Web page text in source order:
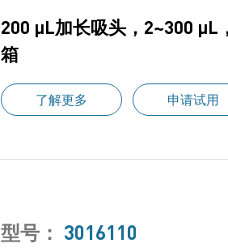
200 μL加长吸头，2~300
箱
了解更多 申请试用
型号： 3016110